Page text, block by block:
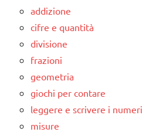
addizione
cifre e quantità
divisione
frazioni
geometria
giochi per contare
leggere e scrivere i numeri
misure